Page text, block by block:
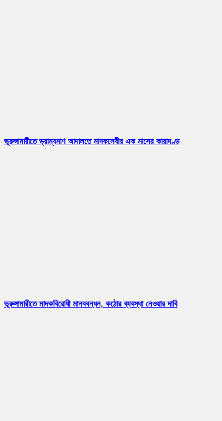
ভূরুঙ্গামারীতে ভ্রাম্যমাণ আদালতে মাদকসেবীর এক মাসের কারাদণ্ড
ভূরুঙ্গামারীতে মাদকবিরোধী মানববন্ধন, কঠোর ব্যবস্থা নেওয়ার দাবি